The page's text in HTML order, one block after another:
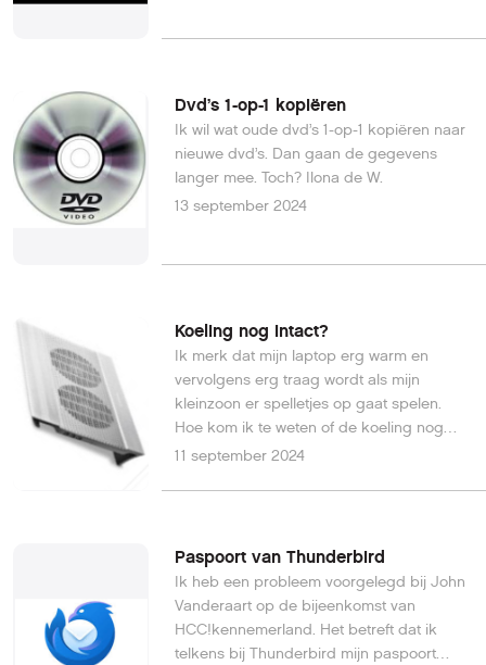
Dvd’s 1-op-1 kopiëren
Ik wil wat oude dvd’s 1-op-1 kopiëren naar
nieuwe dvd’s. Dan gaan de gegevens
langer mee. Toch? Ilona de W.
13 september 2024
Koeling nog intact?
Ik merk dat mijn laptop erg warm en
vervolgens erg traag wordt als mijn
kleinzoon er spelletjes op gaat spelen.
Hoe kom ik te weten of de koeling nog
intact is?Jan-Pieter de G.
11 september 2024
Paspoort van Thunderbird
Ik heb een probleem voorgelegd bij John
Vanderaart op de bijeenkomst van
HCC!kennemerland. Het betreft dat ik
telkens bij Thunderbird mijn paspoort